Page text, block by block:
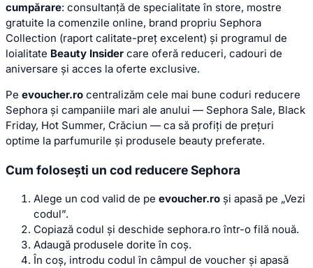
cumpărare: consultanță de specialitate în store, mostre
gratuite la comenzile online, brand propriu Sephora
Collection (raport calitate-preț excelent) și programul de
loialitate Beauty Insider care oferă reduceri, cadouri de
aniversare și acces la oferte exclusive.
Pe evoucher.ro centralizăm cele mai bune coduri reducere
Sephora și campaniile mari ale anului — Sephora Sale, Black
Friday, Hot Summer, Crăciun — ca să profiți de prețuri
optime la parfumurile și produsele beauty preferate.
Cum folosești un cod reducere Sephora
Alege un cod valid de pe evoucher.ro și apasă pe „Vezi
codul”.
Copiază codul și deschide sephora.ro într-o filă nouă.
Adaugă produsele dorite în coș.
În coș, introdu codul în câmpul de voucher și apasă